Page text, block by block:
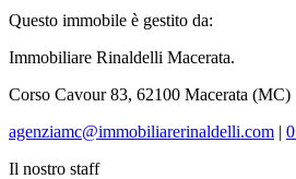
Questo immobile è gestito da:
Immobiliare Rinaldelli Macerata.
Corso Cavour 83, 62100 Macerata (MC)
agenziamc@immobiliarerinaldelli.com |
Il nostro staff